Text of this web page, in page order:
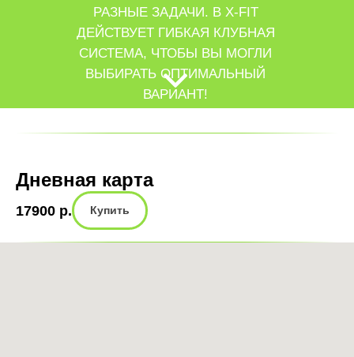
РАЗНЫЕ ЗАДАЧИ. В X-FIT
ДЕЙСТВУЕТ ГИБКАЯ КЛУБНАЯ
СИСТЕМА, ЧТОБЫ ВЫ МОГЛИ
ВЫБИРАТЬ ОПТИМАЛЬНЫЙ
ВАРИАНТ!
Дневная карта
17900 р. Купить